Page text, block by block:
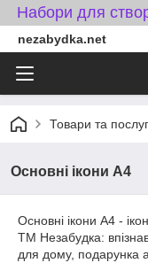
Набори для
nezabydka.net
Товари та
Основні ікони А4
Основні ікони А4 -
ТМ Незабудка:
для дому, подарунка